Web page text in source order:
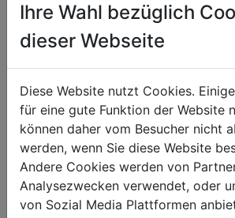
Schnittleistung rund Ø 60° in mm
Schnittleistung LxH 90° in mm
Schnittleistung LxH 60° in mm
Bandsägen
Sägeband in mm
Sägebandgeschwindigkeit in m/
Ihre Wahl bezüglich
dieser Webseite
Diese Website nutzt Cookies.
für eine gute Funktion der Website
können daher vom Besucher nicht
werden, wenn Sie diese Website
Andere Cookies werden von
Analysezwecken verwendet, oder
von Sozial Media Plattformen